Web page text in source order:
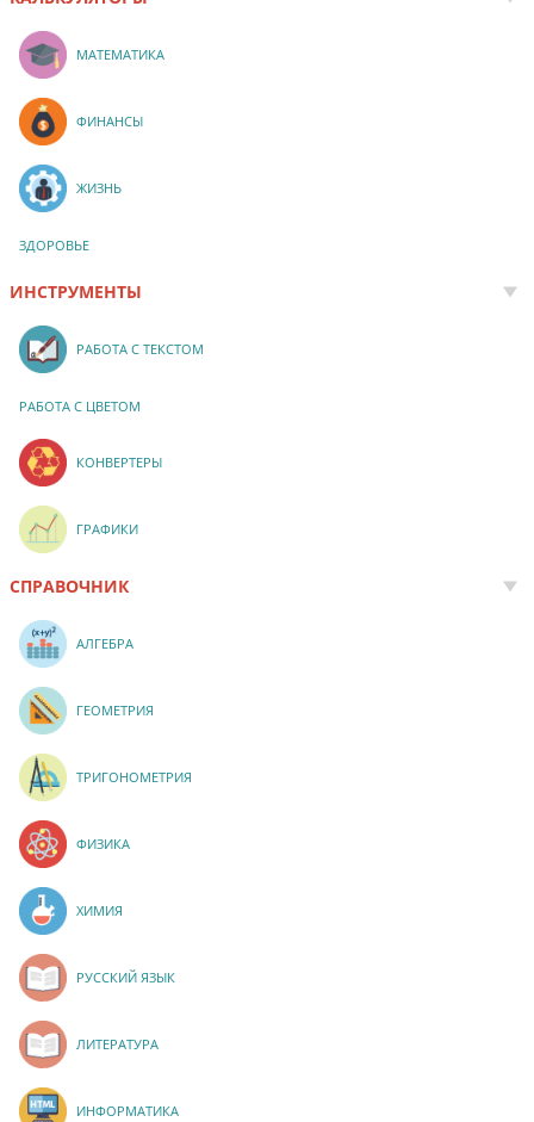
МАТЕМАТИКА
ФИНАНСЫ
ЖИЗНЬ
ЗДОРОВЬЕ
ИНСТРУМЕНТЫ
РАБОТА С ТЕКСТОМ
РАБОТА С ЦВЕТОМ
КОНВЕРТЕРЫ
ГРАФИКИ
СПРАВОЧНИК
АЛГЕБРА
ГЕОМЕТРИЯ
ТРИГОНОМЕТРИЯ
ФИЗИКА
ХИМИЯ
РУССКИЙ ЯЗЫК
ЛИТЕРАТУРА
ИНФОРМАТИКА